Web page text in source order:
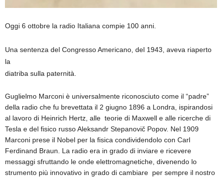
Oggi 6 ottobre la radio Italiana compie 100 anni.
Una sentenza del Congresso Americano, del 1943, aveva riaperto
la
diatriba sulla paternità.
Guglielmo Marconi è universalmente riconosciuto come il “padre”
della radio che fu brevettata il 2 giugno 1896 a Londra, ispirandosi
al lavoro di Heinrich Hertz, alle teorie di Maxwell e alle ricerche di
Tesla e del fisico russo Aleksandr Stepanovič Popov. Nel 1909
Marconi prese il Nobel per la fisica condividendolo con Carl
Ferdinand Braun. La radio era in grado di inviare e ricevere
messaggi sfruttando le onde elettromagnetiche, divenendo lo
strumento più innovativo in grado di cambiare per sempre il nostro